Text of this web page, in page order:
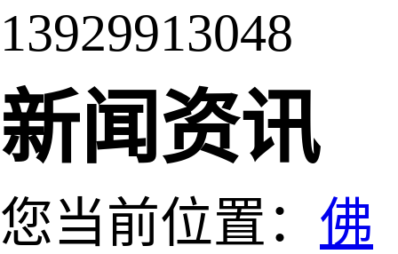
13929913048
新闻资讯
您当前位置： 佛